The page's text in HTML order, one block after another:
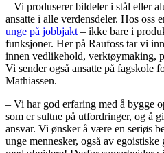
– Vi produserer bildeler i stål eller
ansatte i alle verdensdeler. Hos oss
unge på jobbjakt – ikke bare i
funksjoner. Her på Raufoss tar vi
innen vedlikehold, verktøymaking,
Vi sender også ansatte på fagskole
Mathiassen.
– Vi har god erfaring med å bygge
som er sultne på utfordringer, og å
ansvar. Vi ønsker å være en seriøs
unge mennesker, også av